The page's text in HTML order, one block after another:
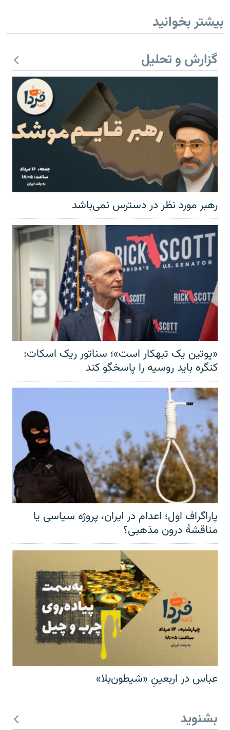
بیشتر بخوانید
گزارش و تحلیل
رهبر مورد نظر در دسترس نمی‌باشد
«پوتین یک تبهکار است»؛ سناتور ریک اسکات:
کنگره باید روسیه را پاسخگو کند
پاراگراف اول؛ اعدام در ایران، پروژه سیاسی یا
مناقشهٔ درون مذهبی؟
عباس در اربعینِ «شیطون‌بلا»
بشنوید